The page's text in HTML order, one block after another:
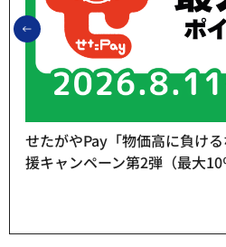
前のスライドを表示
せたがやPay「物価高に負け
援キャンペーン第2弾（最大10